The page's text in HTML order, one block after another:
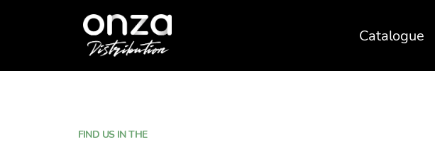
Distribution
Catalogue
FIND US IN THE